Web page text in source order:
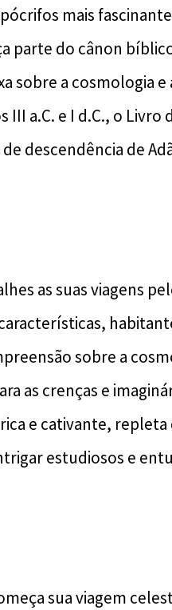
mais
parte do cânon
sobre a cosmologia e
a.C. e I d.C., o Livro
descendência de
as suas viagens
sobre a
as crenças e
e cativante, repleta
estudiosos e
sua viagem